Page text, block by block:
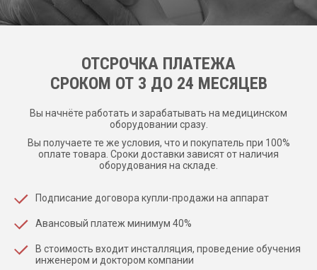
ОТСРОЧКА ПЛАТЕЖА
CРОКОМ ОТ 3 ДО 24 МЕСЯЦЕВ
Вы начнёте работать и зарабатывать на медицинском
оборудовании сразу.
Вы получаете те же условия, что и покупатель при 100%
оплате товара. Сроки доставки зависят от наличия
оборудования на складе.
Подписание договора купли-продажи на аппарат
Авансовый платеж минимум 40%
В стоимость входит инсталляция, проведение обучения
инженером и доктором компании